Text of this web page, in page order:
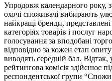
Упродовж календарного року,
охочі споживачі вибирають
найкращі бренди,
категоріях товарів і послуг
голосування за вподобані
відповідно за кожен етап
виводять середній бал.
рейтингова комісія здійснює
респондентської групи